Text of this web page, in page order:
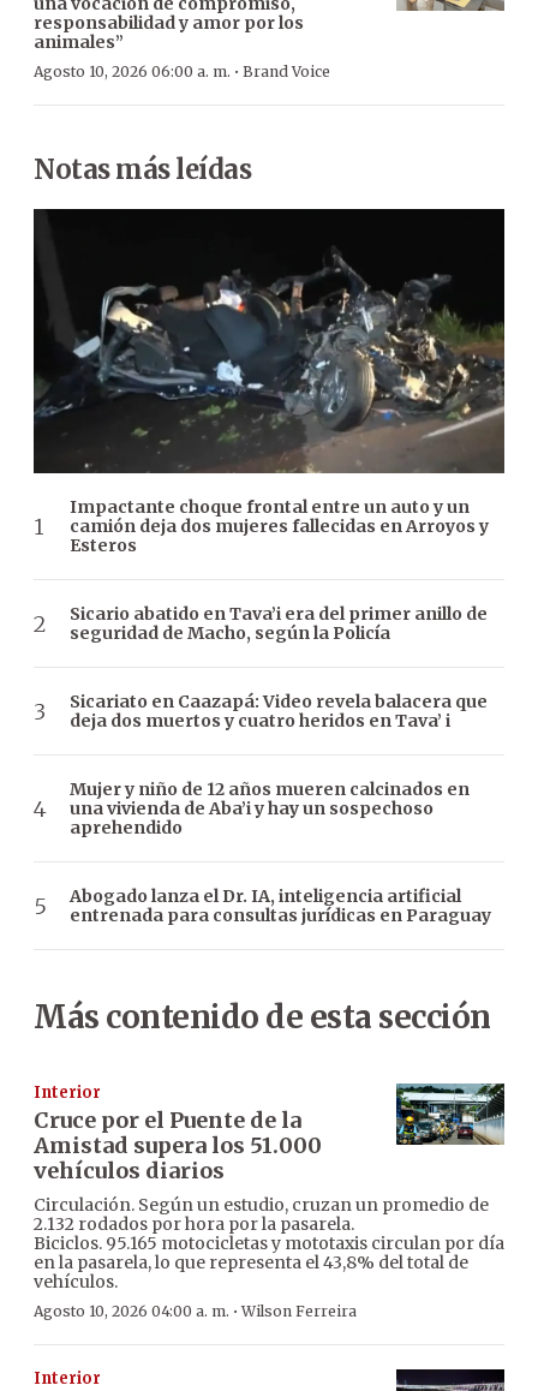
responsabilidad y amor por los
animales”
Agosto 10, 2026 06:00 a. m. · Brand Voice
Notas más leídas
Impactante choque frontal entre un auto y un
camión deja dos mujeres fallecidas en Arroyos y
Esteros
Sicario abatido en Tava’i era del primer anillo de
seguridad de Macho, según la Policía
Sicariato en Caazapá: Video revela balacera que
deja dos muertos y cuatro heridos en Tava’ i
Mujer y niño de 12 años mueren calcinados en
una vivienda de Aba’i y hay un sospechoso
aprehendido
Abogado lanza el Dr. IA, inteligencia artificial
entrenada para consultas jurídicas en Paraguay
Más contenido de esta sección
Interior
Cruce por el Puente de la
Amistad supera los 51.000
vehículos diarios
Circulación. Según un estudio, cruzan un promedio de
2.132 rodados por hora por la pasarela.
Biciclos. 95.165 motocicletas y mototaxis circulan por día
en la pasarela, lo que representa el 43,8% del total de
vehículos.
Agosto 10, 2026 04:00 a. m. ·Wilson Ferreira
Interior